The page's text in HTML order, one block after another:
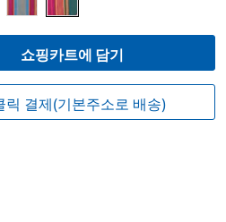
쇼핑카트에 담기
릭 결제(기본주소로 배송)